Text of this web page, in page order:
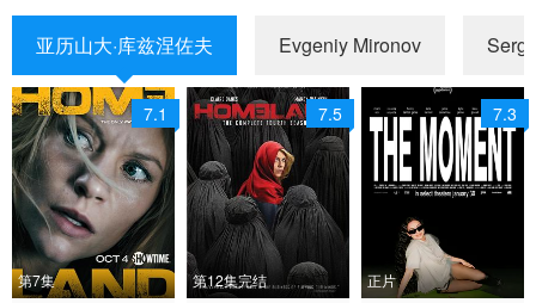
亚历山大·库兹涅佐夫 Evgeniy Mironov
7.1
第7集
7.5
第12集完结
7.3
正片